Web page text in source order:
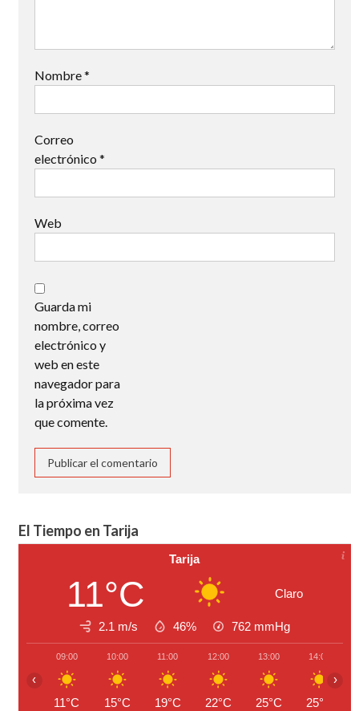
Nombre*
Correo
electrónico *
Web
Guarda mi
nombre, correo
electrónico y
web en este
navegador para
la próxima vez
que comente.
El Tiempo en Tarija
Tarija
11°C Claro
2.1 m/s 46% 762 mmHg
09:00
11°C
10:00
15°C
11:00
19°C
12:00
22°C
13:00
25°C
14:00
25°C
‹ ›